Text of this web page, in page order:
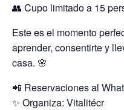
👥 Cupo limitado a 15
Este es el momento
aprender, consentirte y
casa. 🌸
📲 Reservaciones al
✨ Organiza: Vitalitécr